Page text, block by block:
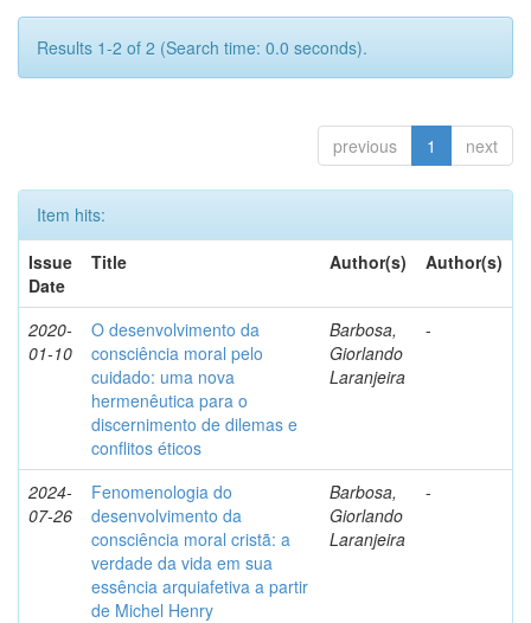
Results 1-2 of 2 (Search time: 0.0 seconds).
previous 1 next
Item hits:
Issue
Date
Title Author(s) Author(s)
2020-
01-10
O desenvolvimento da
consciência moral pelo
cuidado: uma nova
hermenêutica para o
discernimento de dilemas e
conflitos éticos
Barbosa,
Giorlando
Laranjeira
-
2024-
07-26
Fenomenologia do
desenvolvimento da
consciência moral cristã: a
verdade da vida em sua
essência arquiafetiva a partir
de Michel Henry
Barbosa,
Giorlando
Laranjeira
-